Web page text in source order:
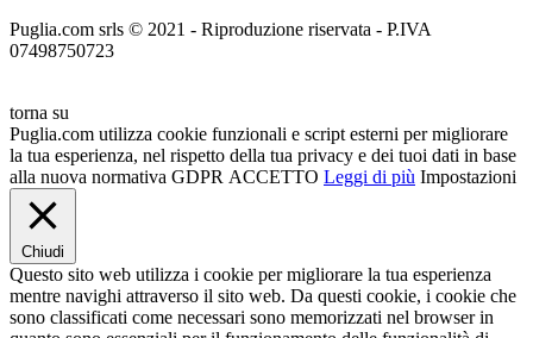
Puglia.com srls © 2021 - Riproduzione riservata - P.IVA
07498750723
torna su
Puglia.com utilizza cookie funzionali e script esterni per migliorare
la tua esperienza, nel rispetto della tua privacy e dei tuoi dati in base
alla nuova normativa GDPR ACCETTO Leggi di più Impostazioni
Chiudi
Questo sito web utilizza i cookie per migliorare la tua esperienza
mentre navighi attraverso il sito web. Da questi cookie, i cookie che
sono classificati come necessari sono memorizzati nel browser in